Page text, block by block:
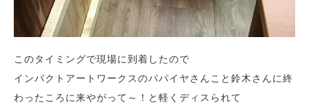
このタイミングで現場に到着したので
インパクトアートワークスのパパイヤさんこと鈴木さんに終
わったころに来やがって～！と軽くディスられて